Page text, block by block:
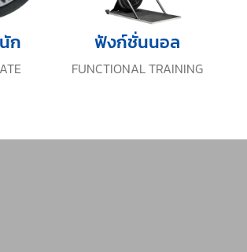
ก
FUNCTIONAL TRAINING
ฟังก์ชั่นนอล